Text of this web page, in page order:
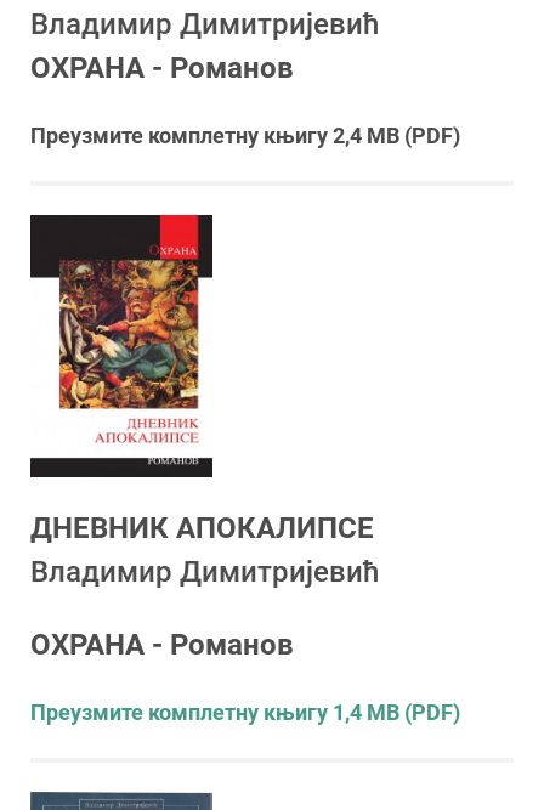
Владимир Димитријевић
ОХРАНА - Романов
Преузмите комплетну књигу 2,4 MB (PDF)
ДНЕВНИК АПОКАЛИПСЕ
Владимир Димитријевић
ОХРАНА - Романов
Преузмите комплетну књигу 1,4 MB (PDF)